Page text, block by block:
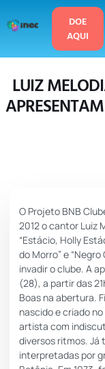
DOE
AQUI
LUIZ
O Projeto BNB
2012 o cantor Luiz
“Estácio, Holly
do Morro” e
invadir o clube. A
(28), a partir das
Boas na abertura.
nascido e criado
artista com
diversos ritmos. Já
interpretadas por